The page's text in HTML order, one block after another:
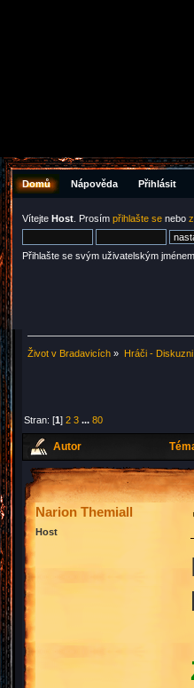
Domů Nápověda Přihlásit
Vítejte Host . Prosím přihlašte se nebo
Přihlašte se svým uživatelským
Život v Bradavicích » Hráči -
Stran: [1]2 3 ...80
Autor
Narion Themiall
Host